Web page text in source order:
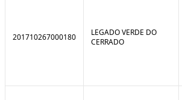
201710267000180
LEGADO VERDE DO
CERRADO